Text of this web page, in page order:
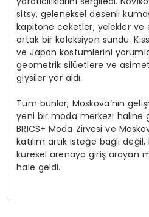
sitsy, geleneksel desenli
kapitone ceketler, yelekler ve
ortak bir koleksiyon sundu.
ve Japon kostümlerini
geometrik silüetlere ve
giysiler yer aldı.
Tüm bunlar, Moskova’nın
yeni bir moda merkezi haline
BRICS+ Moda Zirvesi ve
katılım artık isteğe bağlı
küresel arenaya giriş arayan
hale geldi.